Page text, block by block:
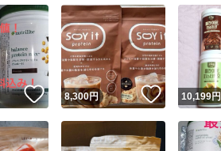
Yahoo!フリマが定めた一定の基準
安心取引出品者
安心取引出品者 Yahoo!
取引実績
取引実績◯+ このユー
この商
商品画像の無断転載は禁止
コピーは1商品につき1回で
いいね！
8,300円 いいね！
10,199円